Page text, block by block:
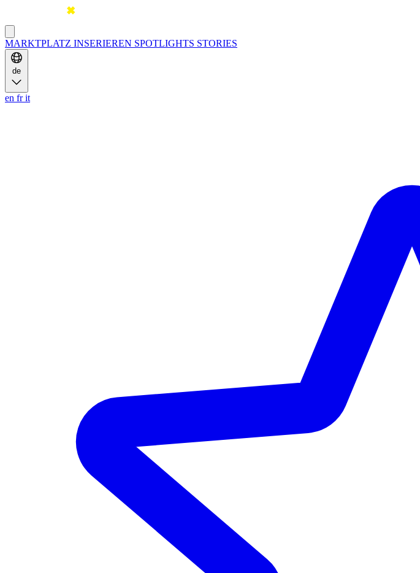
MARKTPLATZ INSERIEREN SPOTLIGHTS STORIES
de
en frit